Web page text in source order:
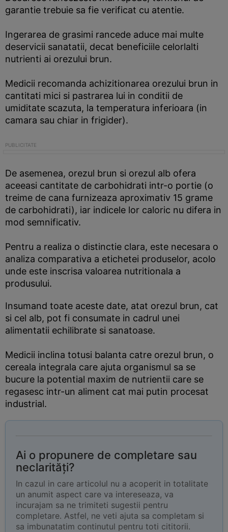
garantie trebuie sa fie verificat cu atentie.
Ingerarea de grasimi rancede aduce mai multe
deservicii sanatatii, decat beneficiile celorlalti
nutrienti ai orezului brun.
Medicii recomanda achizitionarea orezului brun in
cantitati mici si pastrarea lui in conditii de
umiditate scazuta, la temperatura inferioara (in
camara sau chiar in frigider).
De asemenea, orezul brun si orezul alb ofera
aceeasi cantitate de carbohidrati intr-o portie (o
treime de cana furnizeaza aproximativ 15 grame
de carbohidrati), iar indicele lor caloric nu difera in
mod semnificativ.
Pentru a realiza o distinctie clara, este necesara o
analiza comparativa a etichetei produselor, acolo
unde este inscrisa valoarea nutritionala a
produsului.
Insumand toate aceste date, atat orezul brun, cat
si cel alb, pot fi consumate in cadrul unei
alimentatii echilibrate si sanatoase.
Medicii inclina totusi balanta catre orezul brun, o
cereala integrala care ajuta organismul sa se
bucure la potential maxim de nutrientii care se
regasesc intr-un aliment cat mai putin procesat
industrial.
Ai o propunere de completare sau
neclarități?
In cazul in care articolul nu a acoperit in totalitate
un anumit aspect care va intereseaza, va
incurajam sa ne trimiteti sugestii pentru
completare. Astfel, ne veti ajuta sa completam si
sa imbunatatim continutul pentru toti cititorii.